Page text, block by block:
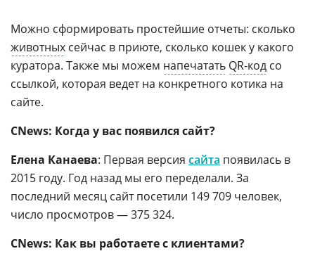
Можно сформировать простейшие отчеты: сколько
животных сейчас в приюте, сколько кошек у какого
куратора. Также мы можем напечатать QR-код со
ссылкой, которая ведет на конкретного котика на
сайте.
CNews: Когда у вас появился сайт?
Елена Канаева: Первая версия сайта появилась в
2015 году. Год назад мы его переделали. За
последний месяц сайт посетили 149 709 человек,
число просмотров — 375 324.
CNews: Как вы работаете с клиентами?